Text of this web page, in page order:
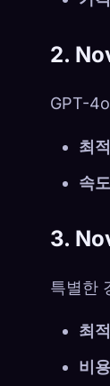
2.
GPT-
최
속
3.
특별한
최
비